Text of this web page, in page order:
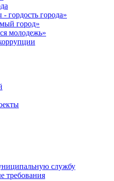
гордость города»
город»
молодежь»
службу
требования